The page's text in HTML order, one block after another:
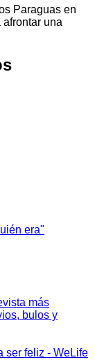
Paraguas en
una
era"
más
bulos y
ser feliz - WeLife